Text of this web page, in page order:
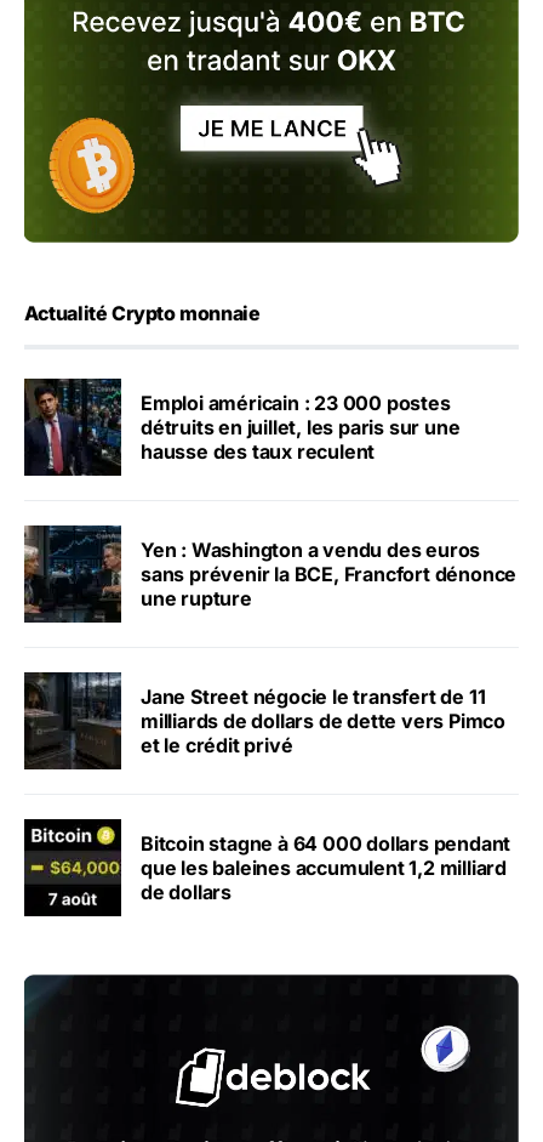
Actualité Crypto monnaie
Emploi américain : 23 000 postes
détruits en juillet, les paris sur une
hausse des taux reculent
Yen : Washington a vendu des euros
sans prévenir la BCE, Francfort dénonce
une rupture
Jane Street négocie le transfert de 11
milliards de dollars de dette vers Pimco
et le crédit privé
Bitcoin stagne à 64 000 dollars pendant
que les baleines accumulent 1,2 milliard
de dollars